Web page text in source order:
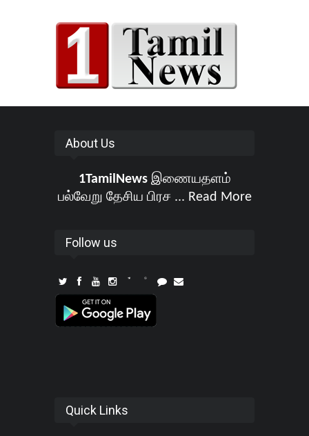
About Us
1TamilNewsஇணையதளம்
பல்வேறு தேசிய பிரச ... Read More
Follow us
Quick Links